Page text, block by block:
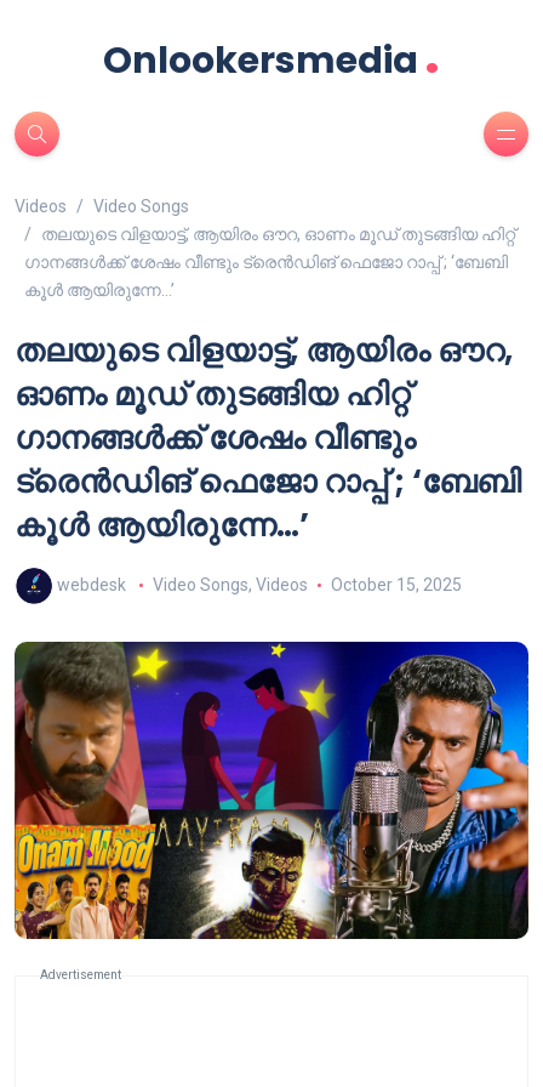
Onlookersmedia .
Videos
Video Songs
തലയുടെ വിളയാട്ട്, ആയിരം ഔറ, ഓണം മൂഡ് തുടങ്ങിയ ഹിറ്റ്
ഗാനങ്ങൾക്ക് ശേഷം വീണ്ടും ട്രെൻഡിങ് ഫെജോ റാപ്പ് ; ‘ബേബി
കൂൾ ആയിരുന്നേ…’
തലയുടെ വിളയാട്ട്, ആയിരം ഔറ,
ഓണം മൂഡ് തുടങ്ങിയ ഹിറ്റ്
ഗാനങ്ങൾക്ക് ശേഷം വീണ്ടും
ട്രെൻഡിങ് ഫെജോ റാപ്പ് ; ‘ബേബി
കൂൾ ആയിരുന്നേ…’
webdesk Video Songs, Videos October 15, 2025
Advertisement